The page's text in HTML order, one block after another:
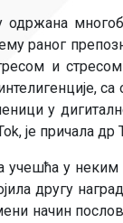
раног
и
у
је причала
у неким
другу
начин